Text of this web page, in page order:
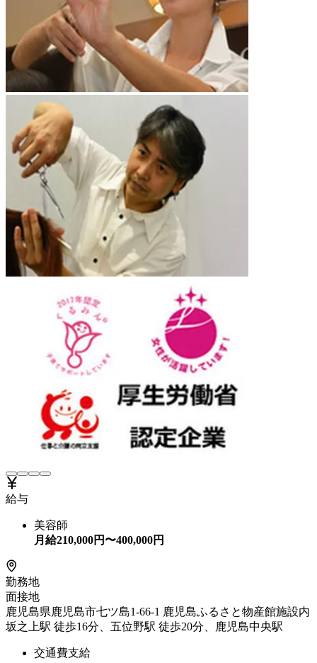
給与
美容師
月給210,000円〜400,000円
勤務地
面接地
鹿児島県鹿児島市七ツ島1-66-1 鹿児島ふるさと物産館施設内
坂之上駅 徒歩16分、五位野駅 徒歩20分、鹿児島中央駅
交通費支給